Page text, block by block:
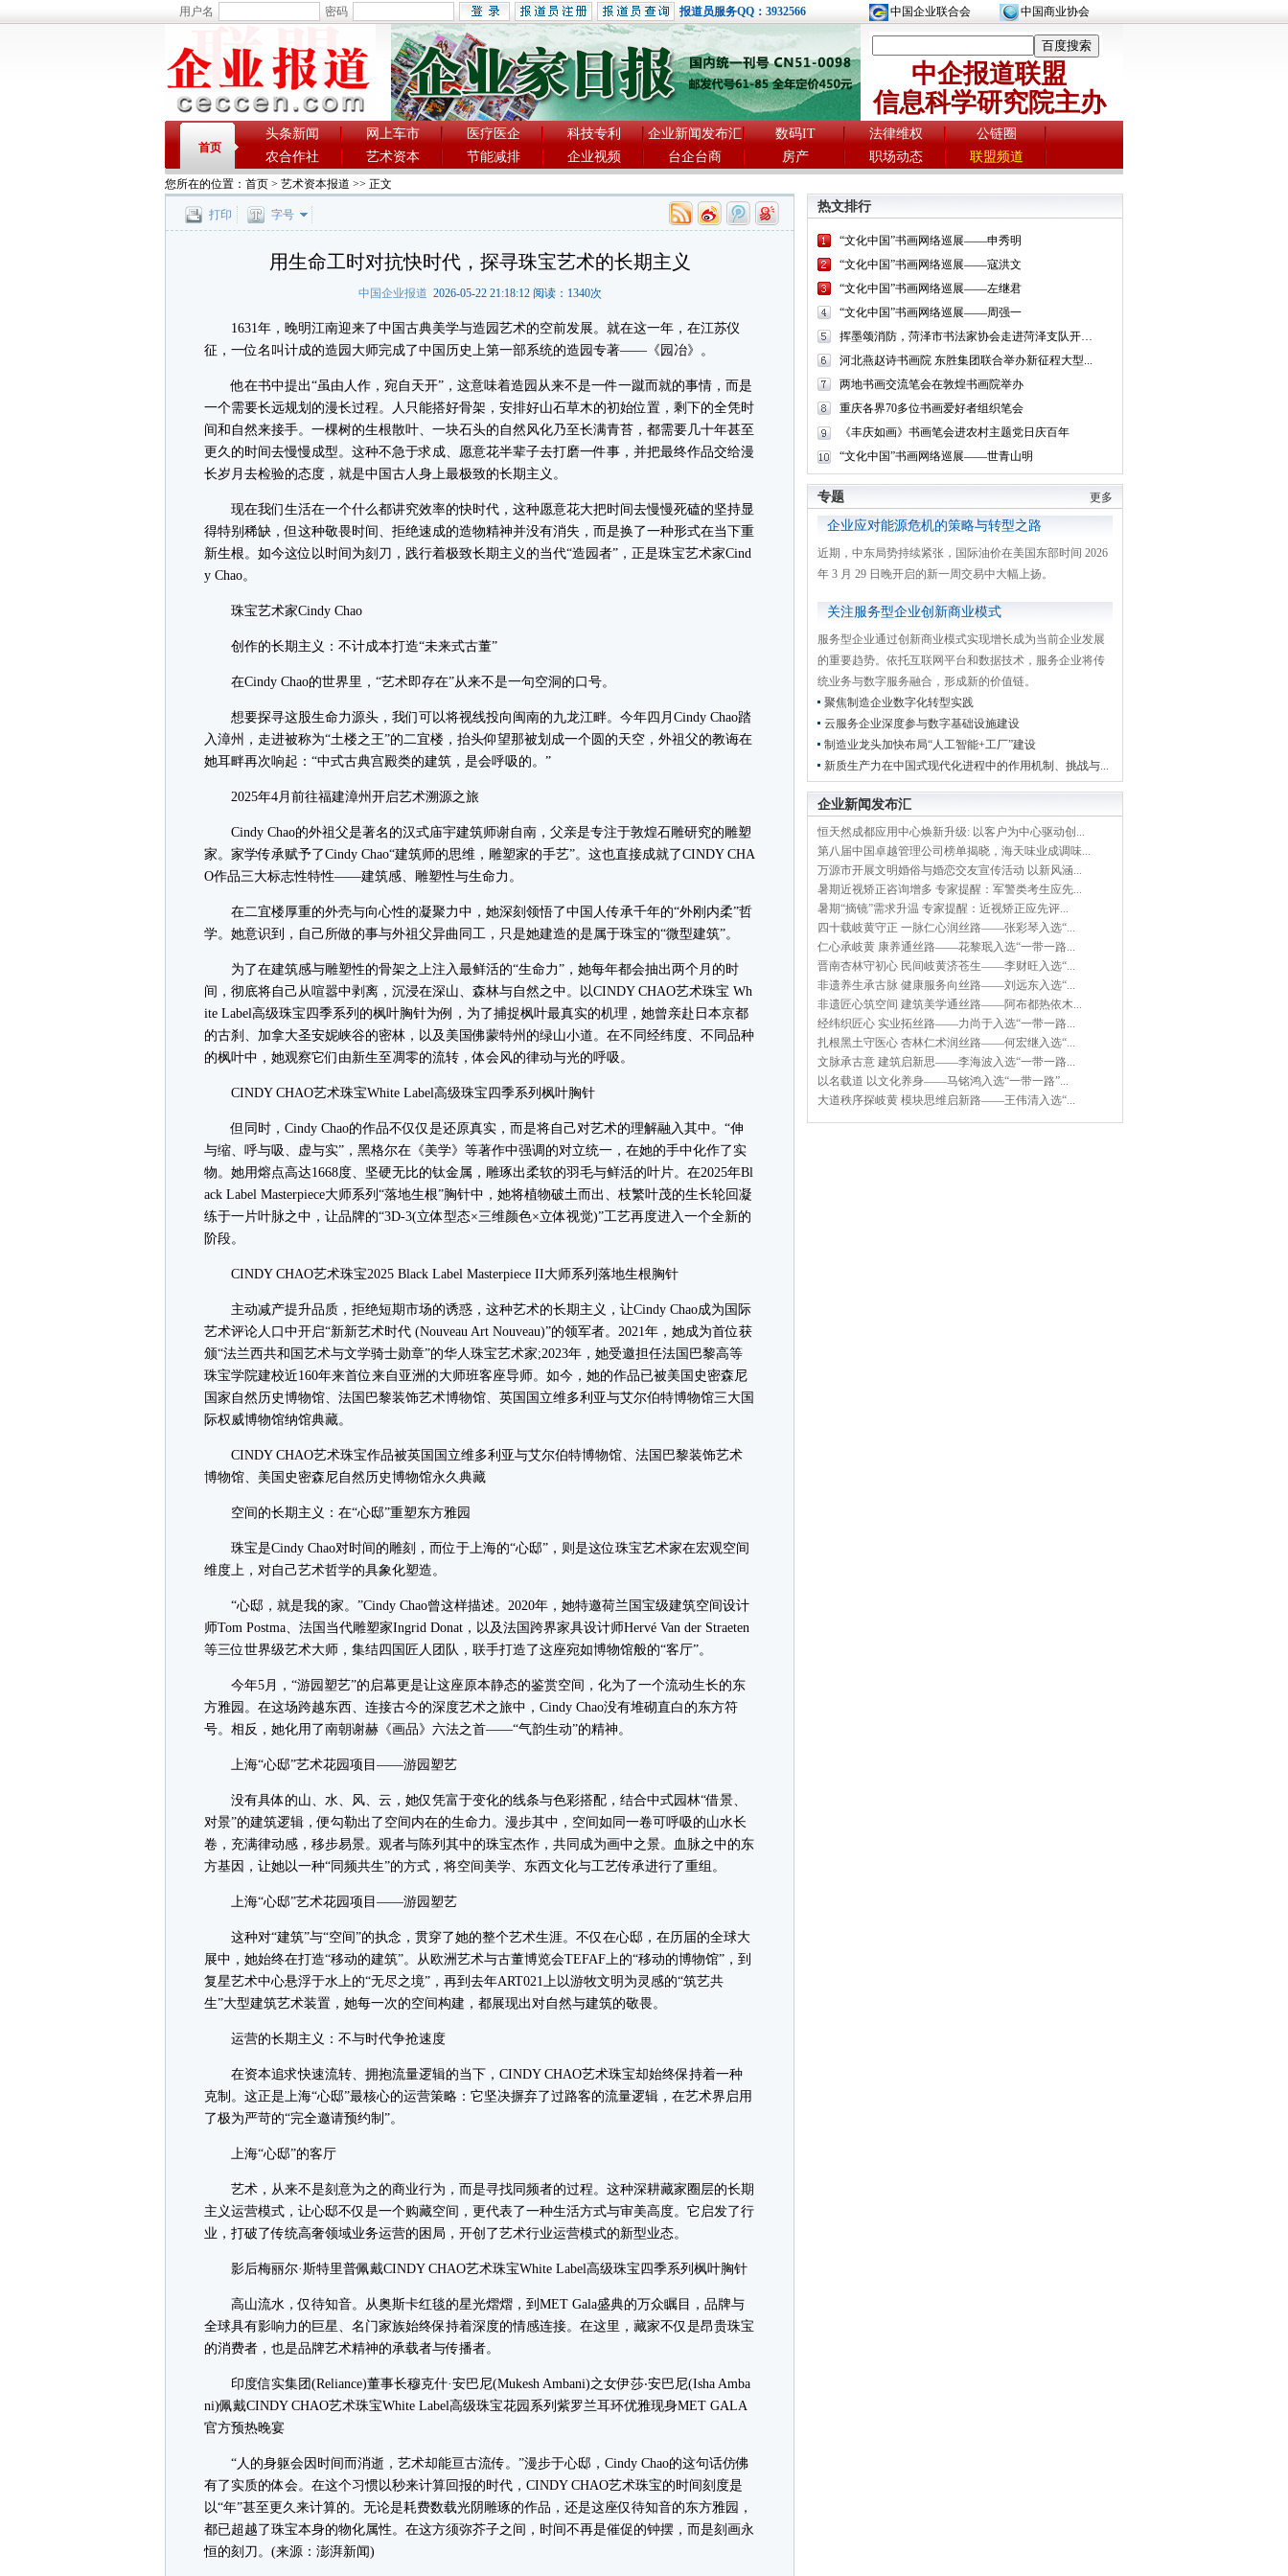
中国企业联合会 中国商业协会
用户名 密码 报道员服务QQ：3932566
中企报道联盟
信息科学研究院主办
首页
头条新闻 网上车市 医疗医企 科技专利 企业新闻发布汇 数码IT 法律维权
公链圈
农合作社
艺术资本 节能减排 企业视频 台企台商 房产 职场动态 联盟频道
您所在的位置： 首页 > 艺术资本报道 >> 正文
打印 字号
用生命工时对抗快时代，探寻珠宝艺术的长期主义
中国企业报道 2026-05-22 21:18:12 阅读： 1340次
1631年，晚明江南迎来了中国古典美学与造园艺术的空前发展。就在这一年，在江苏仪
征，一位名叫计成的造园大师完成了中国历史上第一部系统的造园专著——《园冶》。
他在书中提出“虽由人作，宛自天开”，这意味着造园从来不是一件一蹴而就的事情，而是
一个需要长远规划的漫长过程。人只能搭好骨架，安排好山石草木的初始位置，剩下的全凭时
间和自然来接手。一棵树的生根散叶、一块石头的自然风化乃至长满青苔，都需要几十年甚至
更久的时间去慢慢成型。这种不急于求成、愿意花半辈子去打磨一件事，并把最终作品交给漫
长岁月去检验的态度，就是中国古人身上最极致的长期主义。
现在我们生活在一个什么都讲究效率的快时代，这种愿意花大把时间去慢慢死磕的坚持显
得特别稀缺，但这种敬畏时间、拒绝速成的造物精神并没有消失，而是换了一种形式在当下重
新生根。如今这位以时间为刻刀，践行着极致长期主义的当代“造园者”，正是珠宝艺术家Cind
y Chao。
珠宝艺术家Cindy Chao
创作的长期主义：不计成本打造“未来式古董”
在Cindy Chao的世界里，“艺术即存在”从来不是一句空洞的口号。
想要探寻这股生命力源头，我们可以将视线投向闽南的九龙江畔。今年四月Cindy Chao踏
入漳州，走进被称为“土楼之王”的二宜楼，抬头仰望那被划成一个圆的天空，外祖父的教诲在
她耳畔再次响起：“中式古典宫殿类的建筑，是会呼吸的。”
2025年4月前往福建漳州开启艺术溯源之旅
Cindy Chao的外祖父是著名的汉式庙宇建筑师谢自南，父亲是专注于敦煌石雕研究的雕塑
家。家学传承赋予了Cindy Chao“建筑师的思维，雕塑家的手艺”。这也直接成就了CINDY CHA
O作品三大标志性特性——建筑感、雕塑性与生命力。
在二宜楼厚重的外壳与向心性的凝聚力中，她深刻领悟了中国人传承千年的“外刚内柔”哲
学。她意识到，自己所做的事与外祖父异曲同工，只是她建造的是属于珠宝的“微型建筑”。
为了在建筑感与雕塑性的骨架之上注入最鲜活的“生命力”，她每年都会抽出两个月的时
间，彻底将自己从喧嚣中剥离，沉浸在深山、森林与自然之中。以CINDY CHAO艺术珠宝 Wh
ite Label高级珠宝四季系列的枫叶胸针为例，为了捕捉枫叶最真实的机理，她曾亲赴日本京都
的古刹、加拿大圣安妮峡谷的密林，以及美国佛蒙特州的绿山小道。在不同经纬度、不同品种
的枫叶中，她观察它们由新生至凋零的流转，体会风的律动与光的呼吸。
CINDY CHAO艺术珠宝White Label高级珠宝四季系列枫叶胸针
但同时，Cindy Chao的作品不仅仅是还原真实，而是将自己对艺术的理解融入其中。“伸
与缩、呼与吸、虚与实”，黑格尔在《美学》等著作中强调的对立统一，在她的手中化作了实
物。她用熔点高达1668度、坚硬无比的钛金属，雕琢出柔软的羽毛与鲜活的叶片。在2025年Bl
ack Label Masterpiece大师系列“落地生根”胸针中，她将植物破土而出、枝繁叶茂的生长轮回凝
练于一片叶脉之中，让品牌的“3D-3(立体型态×三维颜色×立体视觉)”工艺再度进入一个全新的
阶段。
CINDY CHAO艺术珠宝2025 Black Label Masterpiece II大师系列落地生根胸针
主动减产提升品质，拒绝短期市场的诱惑，这种艺术的长期主义，让Cindy Chao成为国际
艺术评论人口中开启“新新艺术时代 (Nouveau Art Nouveau)”的领军者。2021年，她成为首位获
颁“法兰西共和国艺术与文学骑士勋章”的华人珠宝艺术家;2023年，她受邀担任法国巴黎高等
珠宝学院建校近160年来首位来自亚洲的大师班客座导师。如今，她的作品已被美国史密森尼
国家自然历史博物馆、法国巴黎装饰艺术博物馆、英国国立维多利亚与艾尔伯特博物馆三大国
际权威博物馆纳馆典藏。
CINDY CHAO艺术珠宝作品被英国国立维多利亚与艾尔伯特博物馆、法国巴黎装饰艺术
博物馆、美国史密森尼自然历史博物馆永久典藏
空间的长期主义：在“心邸”重塑东方雅园
珠宝是Cindy Chao对时间的雕刻，而位于上海的“心邸”，则是这位珠宝艺术家在宏观空间
维度上，对自己艺术哲学的具象化塑造。
“心邸，就是我的家。”Cindy Chao曾这样描述。2020年，她特邀荷兰国宝级建筑空间设计
师Tom Postma、法国当代雕塑家Ingrid Donat，以及法国跨界家具设计师Hervé Van der Straeten
等三位世界级艺术大师，集结四国匠人团队，联手打造了这座宛如博物馆般的“客厅”。
今年5月，“游园塑艺”的启幕更是让这座原本静态的鉴赏空间，化为了一个流动生长的东
方雅园。在这场跨越东西、连接古今的深度艺术之旅中，Cindy Chao没有堆砌直白的东方符
号。相反，她化用了南朝谢赫《画品》六法之首——“气韵生动”的精神。
上海“心邸”艺术花园项目——游园塑艺
没有具体的山、水、风、云，她仅凭富于变化的线条与色彩搭配，结合中式园林“借景、
对景”的建筑逻辑，便勾勒出了空间内在的生命力。漫步其中，空间如同一卷可呼吸的山水长
卷，充满律动感，移步易景。观者与陈列其中的珠宝杰作，共同成为画中之景。血脉之中的东
方基因，让她以一种“同频共生”的方式，将空间美学、东西文化与工艺传承进行了重组。
上海“心邸”艺术花园项目——游园塑艺
这种对“建筑”与“空间”的执念，贯穿了她的整个艺术生涯。不仅在心邸，在历届的全球大
展中，她始终在打造“移动的建筑”。从欧洲艺术与古董博览会TEFAF上的“移动的博物馆”，到
复星艺术中心悬浮于水上的“无尽之境”，再到去年ART021上以游牧文明为灵感的“筑艺共
生”大型建筑艺术装置，她每一次的空间构建，都展现出对自然与建筑的敬畏。
运营的长期主义：不与时代争抢速度
在资本追求快速流转、拥抱流量逻辑的当下，CINDY CHAO艺术珠宝却始终保持着一种
克制。这正是上海“心邸”最核心的运营策略：它坚决摒弃了过路客的流量逻辑，在艺术界启用
了极为严苛的“完全邀请预约制”。
上海“心邸”的客厅
艺术，从来不是刻意为之的商业行为，而是寻找同频者的过程。这种深耕藏家圈层的长期
主义运营模式，让心邸不仅是一个购藏空间，更代表了一种生活方式与审美高度。它启发了行
业，打破了传统高奢领域业务运营的困局，开创了艺术行业运营模式的新型业态。
影后梅丽尔·斯特里普佩戴CINDY CHAO艺术珠宝White Label高级珠宝四季系列枫叶胸针
高山流水，仅待知音。从奥斯卡红毯的星光熠熠，到MET Gala盛典的万众瞩目，品牌与
全球具有影响力的巨星、名门家族始终保持着深度的情感连接。在这里，藏家不仅是昂贵珠宝
的消费者，也是品牌艺术精神的承载者与传播者。
印度信实集团(Reliance)董事长穆克什·安巴尼(Mukesh Ambani)之女伊莎‧安巴尼(Isha Amba
ni)佩戴CINDY CHAO艺术珠宝White Label高级珠宝花园系列紫罗兰耳环优雅现身MET GALA
官方预热晚宴
“人的身躯会因时间而消逝，艺术却能亘古流传。”漫步于心邸，Cindy Chao的这句话仿佛
有了实质的体会。在这个习惯以秒来计算回报的时代，CINDY CHAO艺术珠宝的时间刻度是
以“年”甚至更久来计算的。无论是耗费数载光阴雕琢的作品，还是这座仅待知音的东方雅园，
都已超越了珠宝本身的物化属性。在这方须弥芥子之间，时间不再是催促的钟摆，而是刻画永
恒的刻刀。(来源：澎湃新闻)
热文排行
“文化中国”书画网络巡展——申秀明
“文化中国”书画网络巡展——寇洪文
“文化中国”书画网络巡展——左继君
“文化中国”书画网络巡展——周强一
挥墨颂消防，菏泽市书法家协会走进菏泽支队开展...
河北燕赵诗书画院 东胜集团联合举办新征程大型...
两地书画交流笔会在敦煌书画院举办
重庆各界70多位书画爱好者组织笔会
《丰庆如画》书画笔会进农村主题党日庆百年
“文化中国”书画网络巡展——世青山明
更多
专题
企业应对能源危机的策略与转型之路
近期，中东局势持续紧张，国际油价在美国东部时间 2026
年 3 月 29 日晚开启的新一周交易中大幅上扬。
关注服务型企业创新商业模式
服务型企业通过创新商业模式实现增长成为当前企业发展
的重要趋势。依托互联网平台和数据技术，服务企业将传
统业务与数字服务融合，形成新的价值链。
聚焦制造企业数字化转型实践
云服务企业深度参与数字基础设施建设
制造业龙头加快布局“人工智能+工厂”建设
新质生产力在中国式现代化进程中的作用机制、挑战与...
企业新闻发布汇
恒天然成都应用中心焕新升级: 以客户为中心驱动创...
第八届中国卓越管理公司榜单揭晓，海天味业成调味...
万源市开展文明婚俗与婚恋交友宣传活动 以新风涵...
暑期近视矫正咨询增多 专家提醒：军警类考生应先...
暑期“摘镜”需求升温 专家提醒：近视矫正应先评...
四十载岐黄守正 一脉仁心润丝路——张彩琴入选“...
仁心承岐黄 康养通丝路——花黎珉入选“一带一路...
晋南杏林守初心 民间岐黄济苍生——李财旺入选“...
非遗养生承古脉 健康服务向丝路——刘远东入选“...
非遗匠心筑空间 建筑美学通丝路——阿布都热依木...
经纬织匠心 实业拓丝路——力尚于入选“一带一路...
扎根黑土守医心 杏林仁术润丝路——何宏继入选“...
文脉承古意 建筑启新思——李海波入选“一带一路...
以名载道 以文化养身——马铭鸿入选“一带一路”...
大道秩序探岐黄 模块思维启新路——王伟清入选“...